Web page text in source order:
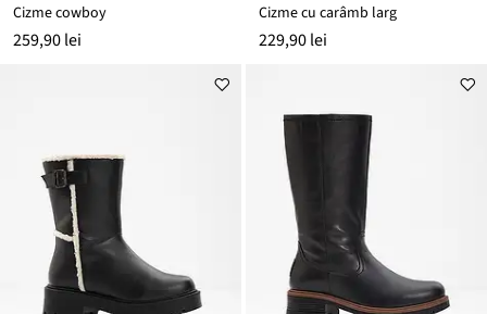
Cizme cowboy
259,90 lei
Cizme cu carâmb larg
229,90 lei